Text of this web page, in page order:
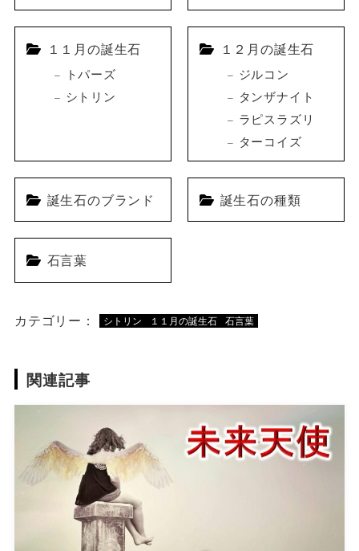
１１月の誕生石
トパーズ
シトリン
１２月の誕生石
ジルコン
タンザナイト
ラピスラズリ
ターコイズ
誕生石のブランド 誕生石の種類
石言葉
カテゴリー： シトリン １１月の誕生石 石言葉
関連記事